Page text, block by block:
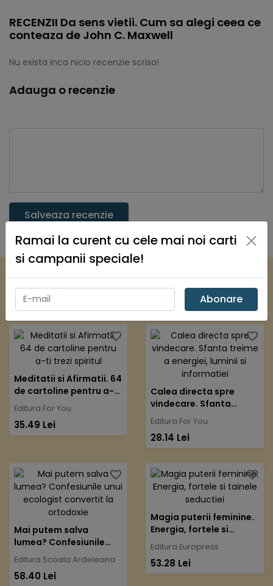
RECENZII Da sens vietii. Cum sa alegi ceea ce
conteaza de John C. Maxwell
Nu exista inca nicio recenzie scrisa!
Adauga o recenzie
Salveaza recenzie
Recomandari
Meditatii si Afirmatii. 64
de cartoline pentru a-ti
trezi spiritul
Editura For You
35.49 Lei
Calea directa spre
vindecare. Sfanta
treime a energiei,
luminii si informatiei
Editura For You
28.14 Lei
Mai putem salva
lumea? Confesiunile
unui ecologist convertit
la ortodoxie
Editura Scoala Ardeleana
58.40 Lei
Magia puterii feminine.
Energia, fortele si
tainele seductiei
Editura Europress
53.28 Lei
Ramai la curent cu cele mai noi carti
si campanii speciale!
×
Abonare